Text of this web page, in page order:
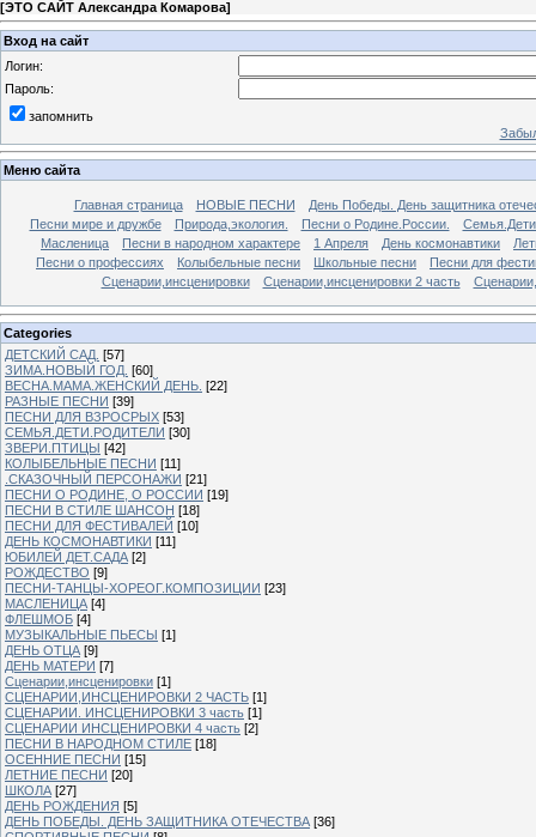
[ЭТО САЙТ Александра Комарова]
Вход на сайт
Логин:
Пароль:
запомнить
Меню сайта
Главная страница НОВЫЕ ПЕСНИ
День Победы. День защитника
Песни мире и дружбе
Природа,экология. Песни о Родине.России.
Масленица
Песни в народном характере 1 Апреля День космонавтики
Песни о профессиях
Колыбельные песни Школьные песни
Песни для
Сценарии,инсценировки
Сценарии,инсценировки 2 часть
Categories
ДЕТСКИЙ САД. [57]
ЗИМА.НОВЫЙ ГОД. [60]
ВЕСНА.МАМА.ЖЕНСКИЙ ДЕНЬ. [22]
РАЗНЫЕ ПЕСНИ [39]
ПЕСНИ ДЛЯ ВЗРОСРЫХ [53]
СЕМЬЯ.ДЕТИ.РОДИТЕЛИ [30]
ЗВЕРИ.ПТИЦЫ [42]
КОЛЫБЕЛЬНЫЕ ПЕСНИ [11]
.СКАЗОЧНЫЙ ПЕРСОНАЖИ [21]
ПЕСНИ О РОДИНЕ, О РОССИИ [19]
ПЕСНИ В СТИЛЕ ШАНСОН [18]
ПЕСНИ ДЛЯ ФЕСТИВАЛЕЙ [10]
ДЕНЬ КОСМОНАВТИКИ [11]
ЮБИЛЕЙ ДЕТ.САДА [2]
РОЖДЕСТВО [9]
ПЕСНИ-ТАНЦЫ-ХОРЕОГ.КОМПОЗИЦИИ [23]
МАСЛЕНИЦА [4]
ФЛЕШМОБ [4]
МУЗЫКАЛЬНЫЕ ПЬЕСЫ [1]
ДЕНЬ ОТЦА [9]
ДЕНЬ МАТЕРИ [7]
Сценарии,инсценировки [1]
СЦЕНАРИИ,ИНСЦЕНИРОВКИ 2 ЧАСТЬ [1]
СЦЕНАРИИ. ИНСЦЕНИРОВКИ 3 часть [1]
СЦЕНАРИИ ИНСЦЕНИРОВКИ 4 часть [2]
ПЕСНИ В НАРОДНОМ СТИЛЕ [18]
ОСЕННИЕ ПЕСНИ [15]
ЛЕТНИЕ ПЕСНИ [20]
ШКОЛА [27]
ДЕНЬ РОЖДЕНИЯ [5]
ДЕНЬ ПОБЕДЫ. ДЕНЬ ЗАЩИТНИКА ОТЕЧЕСТВА [36]